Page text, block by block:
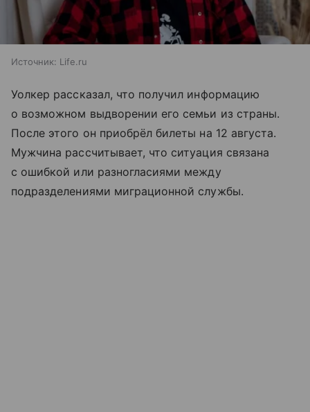
Источник: Life.ru
Уолкер рассказал, что получил информацию
о возможном выдворении его семьи из страны.
После этого он приобрёл билеты на 12 августа.
Мужчина рассчитывает, что ситуация связана
с ошибкой или разногласиями между
подразделениями миграционной службы.